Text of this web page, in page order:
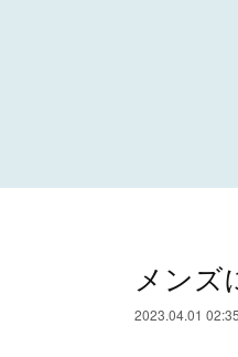
メンズ
2023.04.01 02:35